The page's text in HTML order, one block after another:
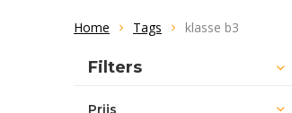
Home Tags klasse b3
Filters
Prijs